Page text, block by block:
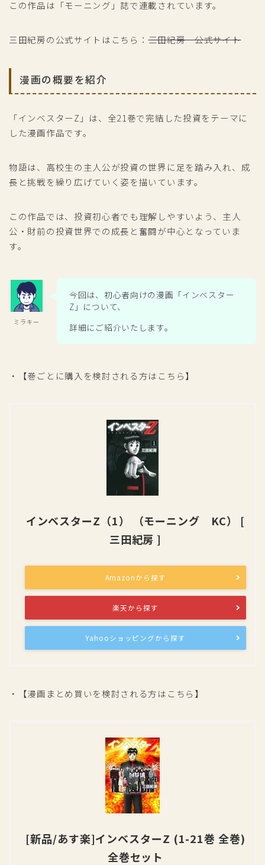
この作品は「モーニング」誌で連載されています。
三田紀房の公式サイトはこちら：三田紀房 公式サイト
漫画の概要を紹介
「インベスターZ」は、全21巻で完結した投資をテーマに
した漫画作品です。
物語は、高校生の主人公が投資の世界に足を踏み入れ、成
長と挑戦を繰り広げていく姿を描いています。
この作品では、投資初心者でも理解しやすいよう、主人
公・財前の投資世界での成長と奮闘が中心となっていま
す。
ミラキー
今回は、初心者向けの漫画「インベスター
Z」について、
詳細にご紹介いたします。
・【巻ごとに購入を検討される方はこちら】
インベスターZ（1） （モーニング KC） [
三田紀房 ]
Amazonから探す
楽天から探す
Yahooショッピングから探す
・【漫画まとめ買いを検討される方はこちら】
[新品/あす楽]インベスターZ (1-21巻 全巻)
全巻セット